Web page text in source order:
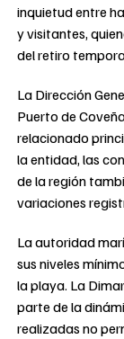
inquietud entre
y visitantes,
del retiro
La Dirección
Puerto de
relacionado
la entidad, las
de la región
variaciones
La autoridad
sus niveles
la playa. La
parte de la
realizadas no